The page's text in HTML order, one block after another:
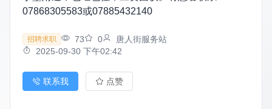
07868305583或07885432140
招聘求职 73 0
唐人街服务站
2025-09-30 下午02:42
联系我 点赞